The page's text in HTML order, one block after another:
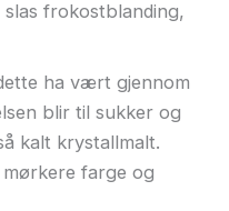
frokostblanding,
ha vært gjennom
blir til sukker og
kalt krystallmalt.
farge og